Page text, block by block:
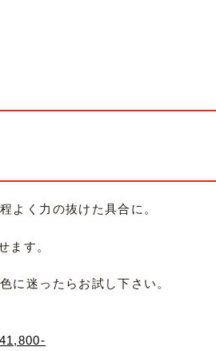
よく力の抜けた具合に。
ます。
に迷ったらお試し下さい。